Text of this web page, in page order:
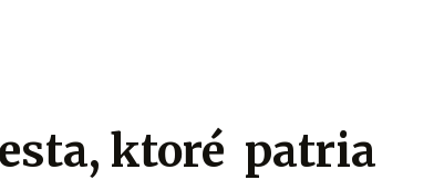
ktoré patria